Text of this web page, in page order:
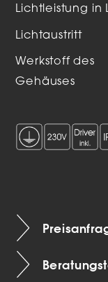
Lichtleistung in
Lichtaustritt
Werkstoff des
Gehäuses